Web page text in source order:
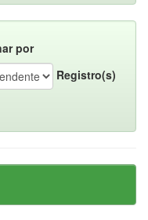
por
Registro(s)